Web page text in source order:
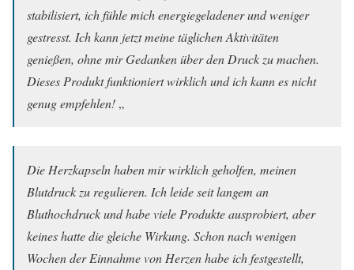
stabilisiert, ich fühle mich energiegeladener und weniger
gestresst. Ich kann jetzt meine täglichen Aktivitäten
genießen, ohne mir Gedanken über den Druck zu machen.
Dieses Produkt funktioniert wirklich und ich kann es nicht
genug empfehlen! „
Die Herzkapseln haben mir wirklich geholfen, meinen
Blutdruck zu regulieren. Ich leide seit langem an
Bluthochdruck und habe viele Produkte ausprobiert, aber
keines hatte die gleiche Wirkung. Schon nach wenigen
Wochen der Einnahme von Herzen habe ich festgestellt,